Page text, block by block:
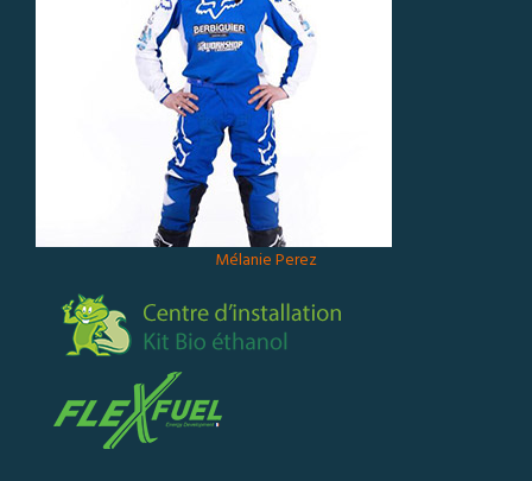
Mélanie Perez